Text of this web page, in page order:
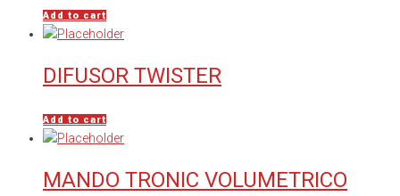
Add to cart
DIFUSOR TWISTER
Add to cart
MANDO TRONIC VOLUMETRICO